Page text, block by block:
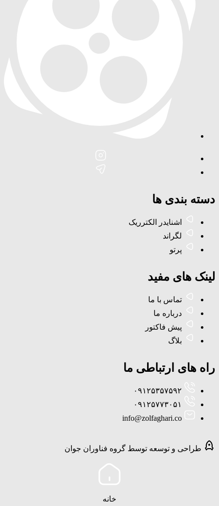
دسته بندی ها
اشنایدر الکترریک
لگراند
پرتو
لینک های مفید
تماس با ما
درباره ما
پیش فاکتور
بلاگ
راه های ارتباطی ما
۰۹۱۲۵۳۵۷۵۹۲
۰۹۱۲۵۷۷۳۰۵۱
info@zolfaghari.co
طراحی و توسعه توسط گروه فناوران جوان
خانه